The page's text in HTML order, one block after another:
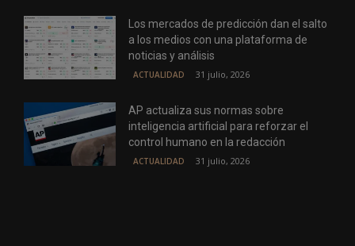
Los mercados de predicción dan el salto
a los medios con una plataforma de
noticias y análisis
ACTUALIDAD 31 julio, 2026
AP actualiza sus normas sobre
inteligencia artificial para reforzar el
control humano en la redacción
ACTUALIDAD 31 julio, 2026